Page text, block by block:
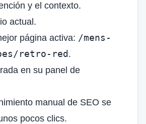
y el contexto.
actual.
página activa: /mens-
retro-red .
en su panel de
manual de SEO se
pocos clics.